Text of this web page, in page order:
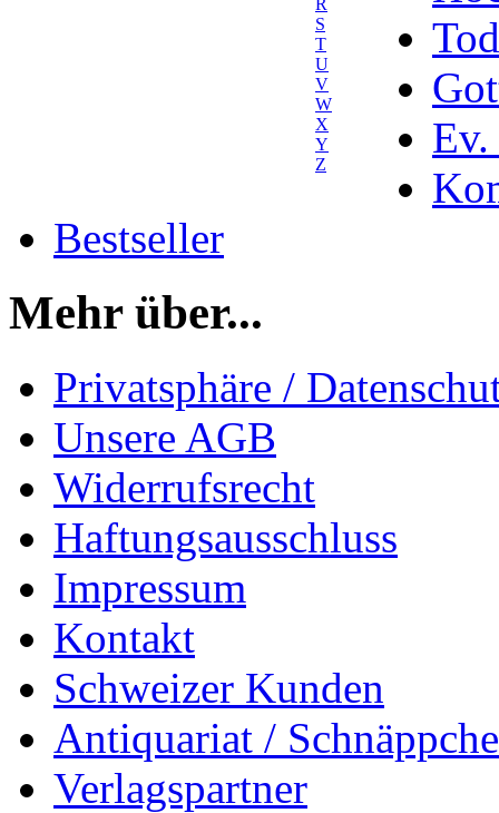
R
S
T
U
V
W
X
Y
Z
Ev.
Bestseller
Mehr über...
Privatsphäre /
Unsere AGB
Widerrufsrecht
Haftungsausschluss
Impressum
Kontakt
Schweizer Kunden
Antiquariat /
Verlagspartner